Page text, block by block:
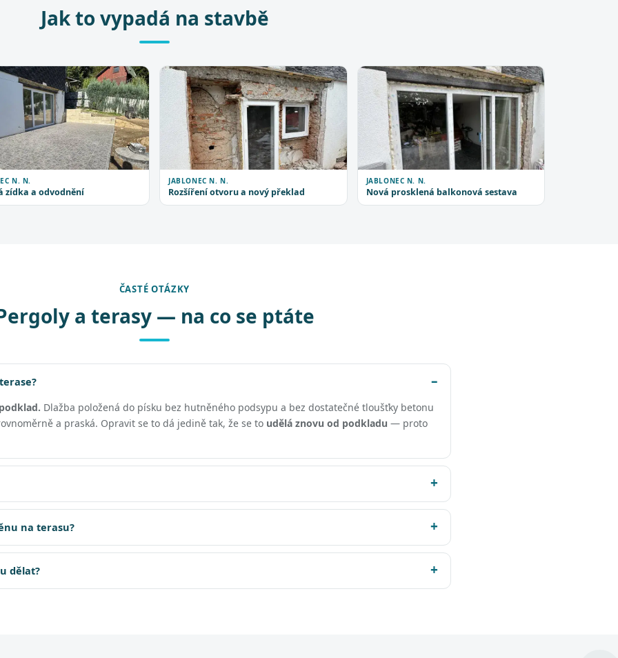
Jak to vypadá na stavbě
N. N.
zídka a odvodnění
JABLONEC N. N.
Rozšíření otvoru a nový překlad
JABLONEC N. N.
Nová prosklená balkonová sestava
ČASTÉ OTÁZKY
a terasy — na co se ptáte
Dlažba položená do písku bez hutněného podsypu a bez dostatečné tloušťky betonu
a praská. Opravit se to dá jedině tak, že se to udělá znovu od podkladu — proto
na terasu?
dělat?